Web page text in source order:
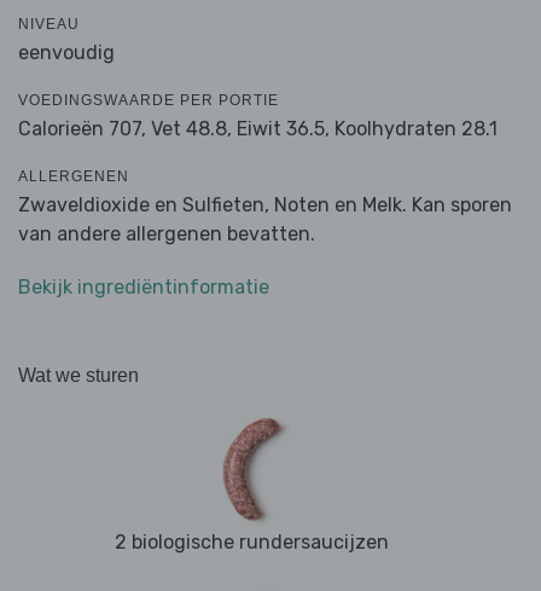
NIVEAU
eenvoudig
VOEDINGSWAARDE PER PORTIE
Calorieën 707, Vet 48.8, Eiwit 36.5, Koolhydraten 28.1
ALLERGENEN
Zwaveldioxide en Sulfieten, Noten en Melk. Kan sporen
van andere allergenen bevatten.
Bekijk ingrediëntinformatie
Wat we sturen
2 biologische rundersaucijzen